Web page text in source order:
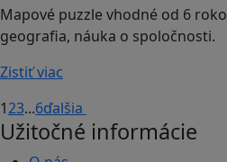
Mapové puzzle vhodné od 6
geografia, náuka o spoločnosti.
Zistiť viac
123...6ďalšia
Užitočné informácie